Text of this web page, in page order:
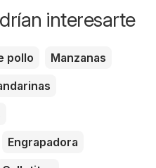
interesarte
pollo
Manzanas
Engrapadora